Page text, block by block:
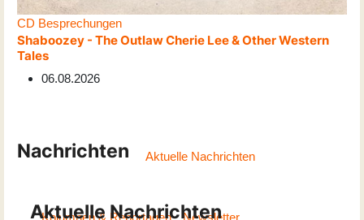
CD Besprechungen
Shaboozey - The Outlaw Cherie Lee & Other Western
Tales
06.08.2026
Nachrichten Aktuelle Nachrichten
Kolumnen & Reportagen Newsletter
Aktuelle Nachrichten